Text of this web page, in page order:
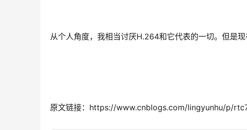
从个人角度，我相当讨厌H.264和它代表的一切。但是
原文链接：https://www.cnblogs.com/lingyunhu/p/